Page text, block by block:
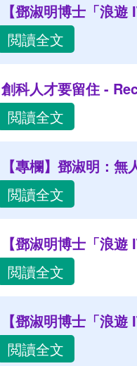
【鄧淑明博士「浪
閲讀全文
創科人才要留住 -
閲讀全文
【專欄】鄧淑明：
閲讀全文
【鄧淑明博士「浪
閲讀全文
【鄧淑明博士「浪
閲讀全文